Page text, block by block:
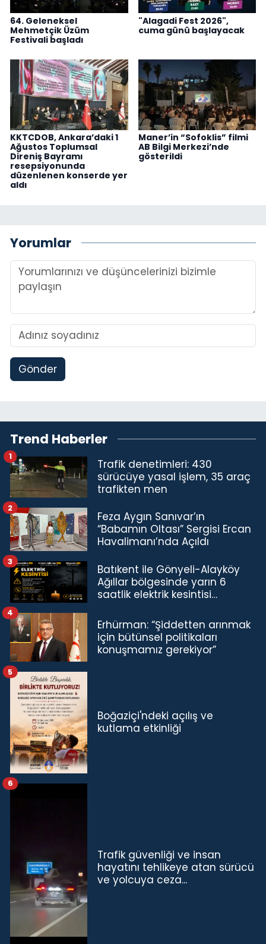
64. Geleneksel
Mehmetçik Üzüm
Festivali başladı
"Alagadi Fest 2026",
cuma günü başlayacak
KKTCDOB, Ankara’daki 1
Ağustos Toplumsal
Direniş Bayramı
resepsiyonunda
düzenlenen konserde yer
aldı
Maner’in “Sofoklis” filmi
AB Bilgi Merkezi’nde
gösterildi
Yorumlar
Gönder
Trend Haberler
Trafik denetimleri: 430
sürücüye yasal işlem, 35 araç
trafikten men
1
Feza Aygın Sanıvar’ın
“Babamın Oltası” Sergisi Ercan
Havalimanı’nda Açıldı
2
Batıkent ile Gönyeli-Alayköy
Ağıllar bölgesinde yarın 6
saatlik elektrik kesintisi…
3
Erhürman: “Şiddetten arınmak
için bütünsel politikaları
konuşmamız gerekiyor”
4
Boğaziçi'ndeki açılış ve
kutlama etkinliği
5
Trafik güvenliği ve insan
hayatını tehlikeye atan sürücü
ve yolcuya ceza...
6